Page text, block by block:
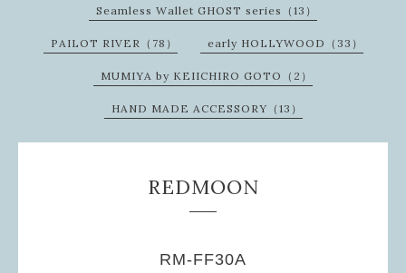
Seamless Wallet GHOST series（13）
PAILOT RIVER（78） early HOLLYWOOD（33）
MUMIYA by KEIICHIRO GOTO（2）
HAND MADE ACCESSORY（13）
REDMOON
RM-FF30A